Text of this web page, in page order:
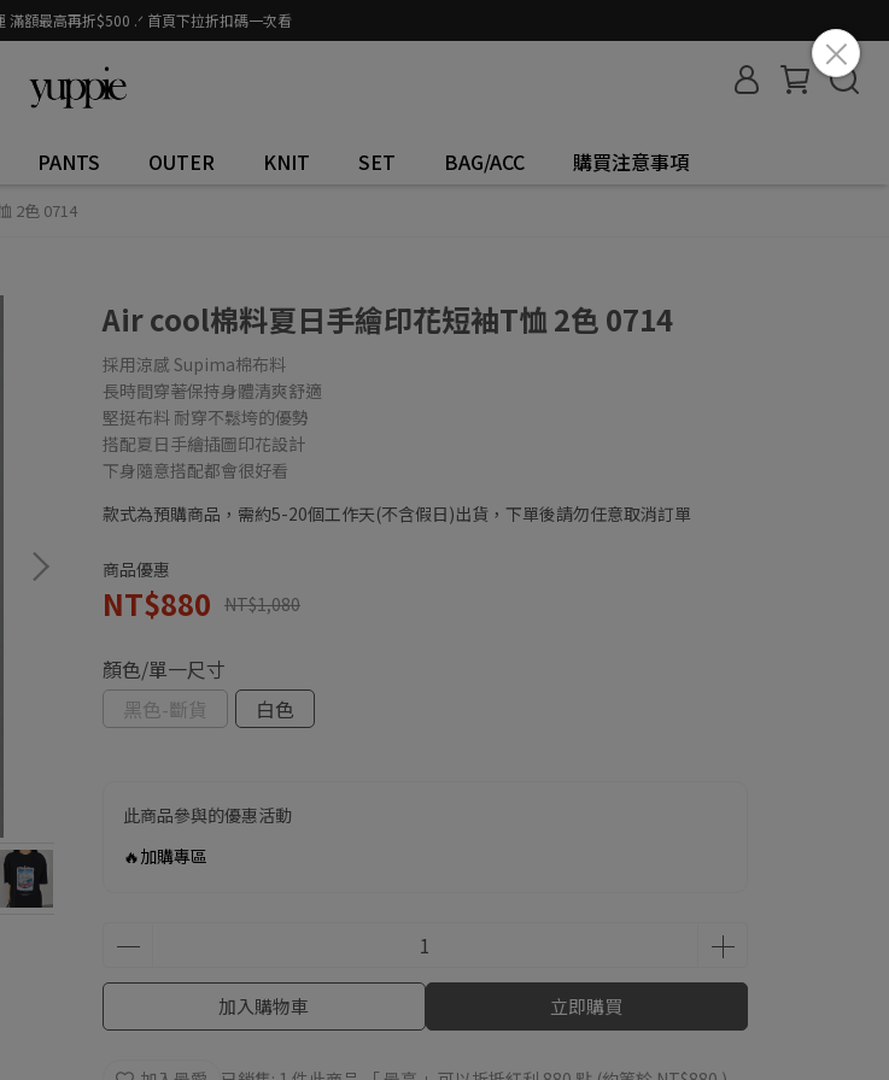
滿額最高再折$500 .ᐟ 首頁下拉折扣碼一次看
PANTS OUTER KNIT SET BAG/ACC 購買注意事項
2色 0714
Air cool棉料夏日手繪印花短袖T恤 2色 0714
採用涼感 Supima棉布料
長時間穿著保持身體清爽舒適
堅挺布料 耐穿不鬆垮的優勢
搭配夏日手繪插圖印花設計
下身隨意搭配都會很好看
款式為預購商品，需約5-20個工作天(不含假日)出貨，下單後請勿任意取消訂單
商品優惠
NT$880 NT$1,080
顏色/單一尺寸
黑色-斷貨
白色
此商品參與的優惠活動
🔥加購專區
加入購物車 立即購買